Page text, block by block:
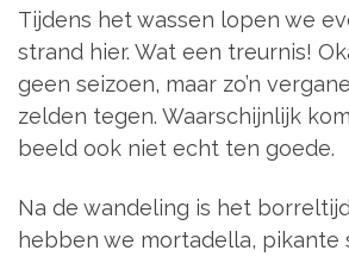
Tijdens het wassen lopen we
strand hier. Wat een treurnis!
geen seizoen, maar zo’n
zelden tegen. Waarschijnlijk
beeld ook niet echt ten goede.
Na de wandeling is het
hebben we mortadella, pikante